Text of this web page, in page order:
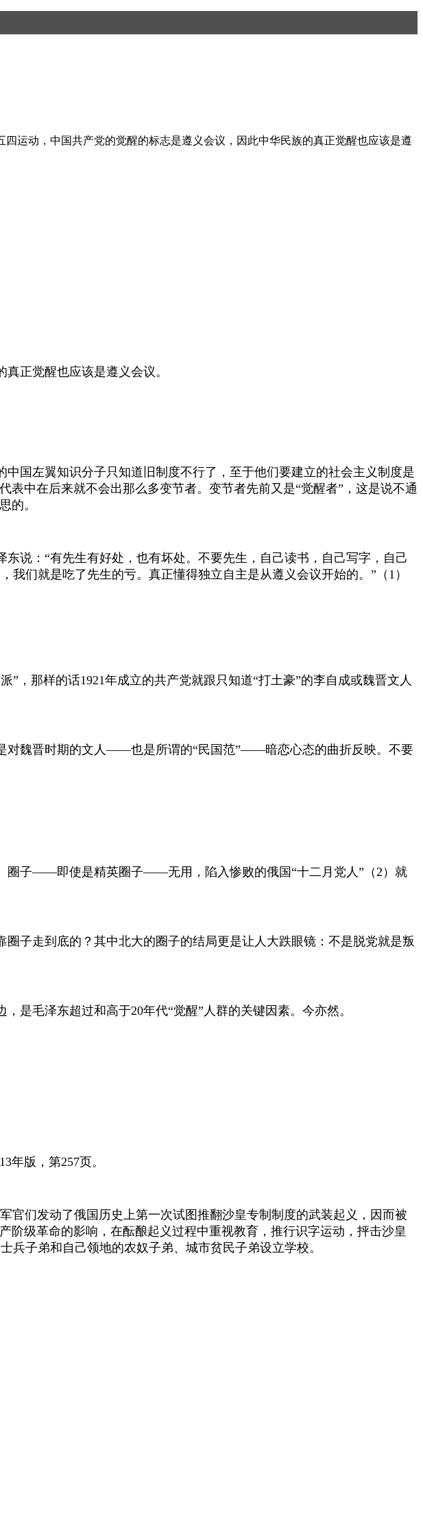
运动，中国共产党的觉醒的标志是遵义会议，因此中华民族的真正觉醒也应该是遵
正觉醒也应该是遵义会议。
国左翼知识分子只知道旧制度不行了，至于他们要建立的社会主义制度是
表中在后来就不会出那么多变节者。变节者先前又是“觉醒者”，这是说不通
的。
说：“有先生有好处，也有坏处。不要先生，自己读书，自己写字，自己
我们就是吃了先生的亏。真正懂得独立自主是从遵义会议开始的。”（ 1 ）
”，那样的话1921年成立的共产党就跟只知道“打土豪”的李自成或魏晋文人
对魏晋时期的文人——也是所谓的“民国范”——暗恋心态的曲折反映。不要
圈子——即使是精英圈子——无用，陷入惨败的俄国“十二月党人”（ 2 ）就
圈子走到底的？其中北大的圈子的结局更是让人大跌眼镜：不是脱党就是叛
，是毛泽东超过和高于20年代“觉醒”人群的关键因素。今亦然。
年版，第257页。
官们发动了俄国历史上第一次试图推翻沙皇专制制度的武装起义，因而被
阶级革命的影响，在酝酿起义过程中重视教育，推行识字运动，抨击沙皇
子弟和自己领地的农奴子弟、城市贫民子弟设立学校。